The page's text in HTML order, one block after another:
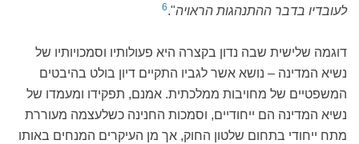
לעובדיו בדבר ההתנהגות הראויה".
6
דוגמה שלישית שבה נדון בקצרה היא פעולותיו וסמכויותיו של
נשיא המדינה – נושא אשר לגביו התקיים דיון בולט בהיבטים
המשפטיים של מחויבות ממלכתית. אמנם, תפקידו ומעמדו של
נשיא המדינה הם ייחודיים, וסמכות החנינה כשלעצמה מעוררת
מתח ייחודי בתחום שלטון החוק, אך מן העיקרים המנחים באותו